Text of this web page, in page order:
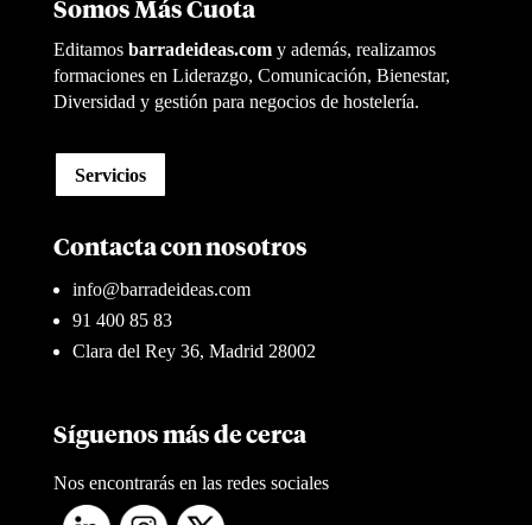
Somos Más Cuota
Editamosbarradeideas.com y además, realizamos
formaciones en Liderazgo, Comunicación, Bienestar,
Diversidad y gestión para negocios de hostelería.
Servicios
Contacta con nosotros
info@barradeideas.com
91 400 85 83
Clara del Rey 36, Madrid 28002
Síguenos más de cerca
Nos encontrarás en las redes sociales